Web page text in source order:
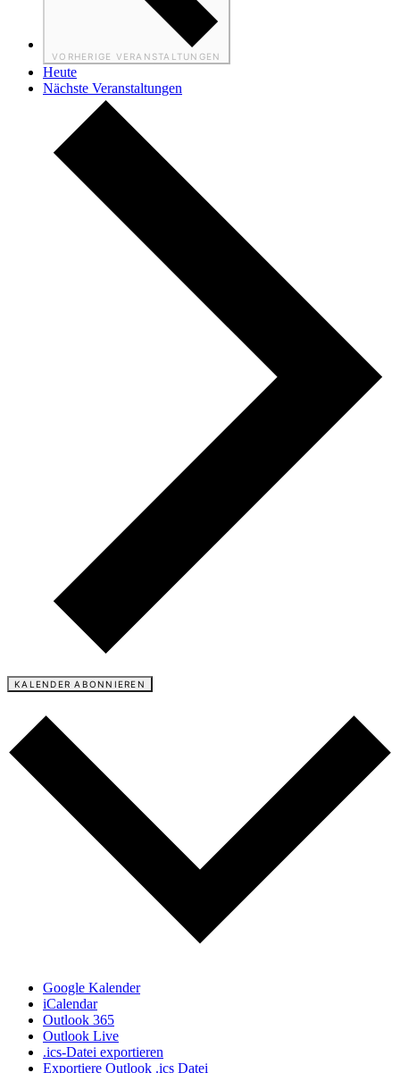
VORHERIGE VERANSTALTUNGEN
Heute
Nächste Veranstaltungen
KALENDER ABONNIEREN
Google Kalender
iCalendar
Outlook 365
Outlook Live
.ics-Datei exportieren
Exportiere Outlook .ics Datei